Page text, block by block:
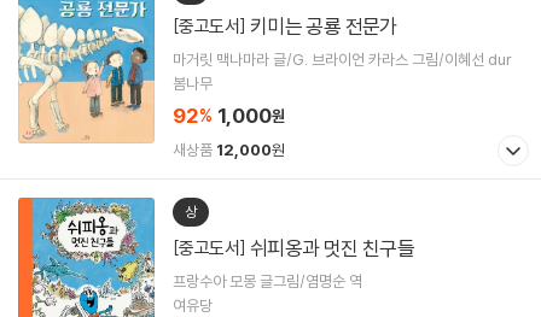
[중고도서] 키미는 공룡 전문가
마거릿 맥나마라 글/G. 브라이언 카라스 그림/이혜선 dur
봄나무
92% 1,000원
새상품 12,000원
상
[중고도서] 쉬피옹과 멋진 친구들
프랑수아 모몽 글그림/염명순 역
여유당